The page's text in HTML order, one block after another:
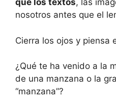
que los textos, las
nosotros antes que el
Cierra los ojos y piensa
¿Qué te ha venido a la
de una manzana o la
“manzana”?